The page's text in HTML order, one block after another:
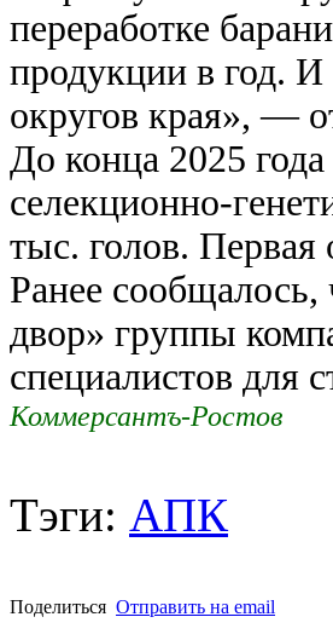
переработке
продукции в год.
округов края», —
До конца 2025
селекционно-
тыс. голов. Первая
Ранее
двор» группы
специалистов для
Коммерсантъ-Ростов
Тэги: АПК
Поделиться Отправить на email